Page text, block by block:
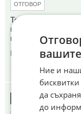
ОТГОВОР
Това е едно
кристалиран,
на хората. Крадци
Коментиран от #103
13.04.2026
Момченце
Ние и
да
до